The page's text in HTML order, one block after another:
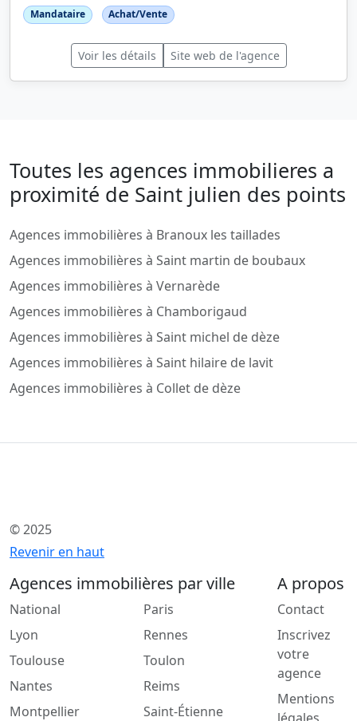
Mandataire Achat/Vente
Voir les détails Site web de l'agence
Toutes les agences immobilieres a
proximité de Saint julien des points
Agences immobilières à Branoux les taillades
Agences immobilières à Saint martin de boubaux
Agences immobilières à Vernarède
Agences immobilières à Chamborigaud
Agences immobilières à Saint michel de dèze
Agences immobilières à Saint hilaire de lavit
Agences immobilières à Collet de dèze
© 2025
Revenir en haut
Agences immobilières par ville
National
Lyon
Toulouse
Nantes
Montpellier
Paris
Rennes
Toulon
Reims
Saint-Étienne
A propos
Contact
Inscrivez
votre
agence
Mentions
légales